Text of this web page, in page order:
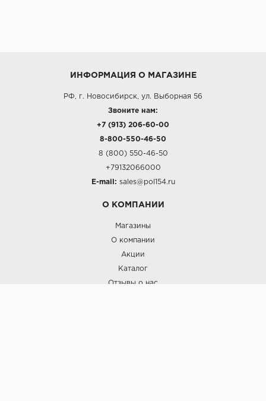
ИНФОРМАЦИЯ О МАГАЗИНЕ
РФ, г. Новосибирск, ул. Выборная 56
Звоните нам:
+7 (913) 206-60-00
8-800-550-46-50
8 (800) 550-46-50
+79132066000
E-mail: sales@pol154.ru
О КОМПАНИИ
Магазины
О компании
Акции
Каталог
Отзывы о нас